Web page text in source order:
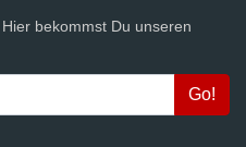
bekommst Du unseren